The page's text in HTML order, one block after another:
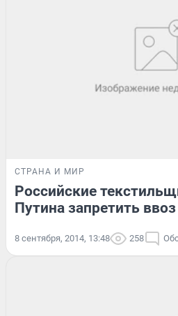
СТРАНА И МИР
Российские
Путина запретить
8 сентября, 2014, 13:48 258